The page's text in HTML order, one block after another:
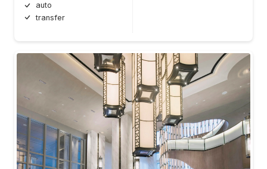
auto
transfer